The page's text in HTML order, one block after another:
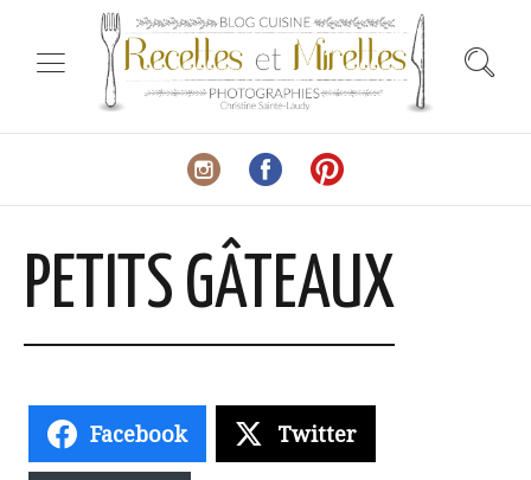
PETITS GÂTEAUX
Facebook Twitter